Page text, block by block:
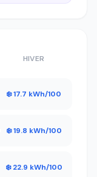
HIVER
❄️ 17.7 kWh/100
❄️ 19.8 kWh/100
❄️ 22.9 kWh/100